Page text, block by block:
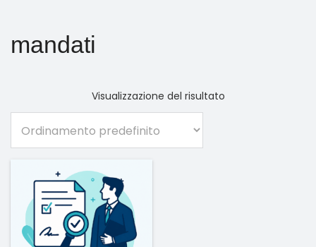
mandati
Visualizzazione del risultato